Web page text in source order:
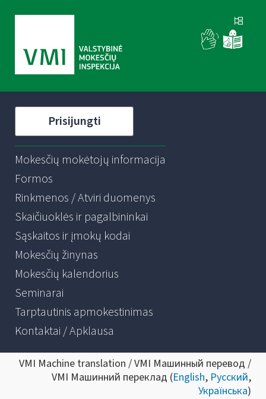
Prisijungti
Mokesčių mokėtojų informacija
Formos
Rinkmenos / Atviri duomenys
Skaičiuoklės ir pagalbininkai
Sąskaitos ir įmokų kodai
Mokesčių žinynas
Mokesčių kalendorius
Seminarai
Tarptautinis apmokestinimas
Kontaktai / Apklausa
VMI Machine translation / VMI Машинный перевод /
VMI Машинний переклад (English, Русский,
Українська)